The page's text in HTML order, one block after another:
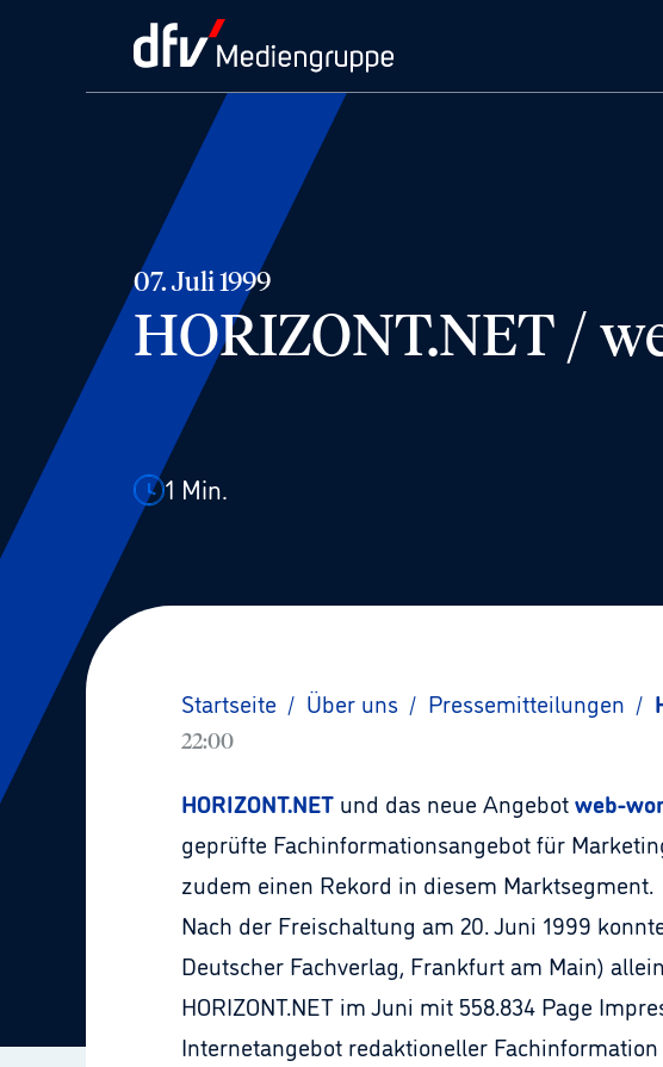
07. Juli 1999
HORIZONT.NET /
1 Min.
Startseite / Über uns / Pressemitteilungen /
22:00
HORIZONT.NET und das neue Angebotweb-
geprüfte Fachinformationsangebot für
zudem einen Rekord in diesem Marktsegment.
Nach der Freischaltung am 20. Juni 1999
Deutscher Fachverlag, Frankfurt am Main)
HORIZONT.NET im Juni mit 558.834 Page
Internetangebot redaktioneller